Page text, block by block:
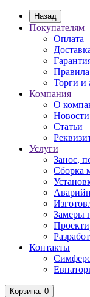
Назад
Покупателям
Оплата
Правила
Торги и
Компания
О
Новости
Статьи
Услуги
Занос,
Сборка
Замеры
Контакты
Корзина: 0